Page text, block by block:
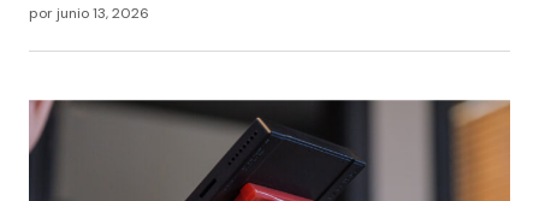
por junio 13, 2026